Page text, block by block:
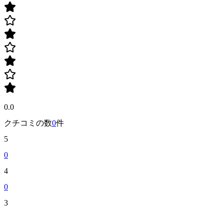
0.0
クチコミの数0件
5
0
4
0
3